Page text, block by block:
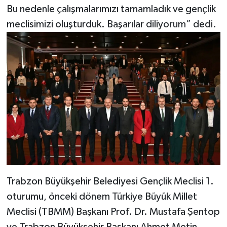
Bu nedenle çalışmalarımızı tamamladık ve gençlik
meclisimizi oluşturduk. Başarılar diliyorum” dedi.
Trabzon Büyükşehir Belediyesi Gençlik Meclisi 1.
oturumu, önceki dönem Türkiye Büyük Millet
Meclisi (TBMM) Başkanı Prof. Dr. Mustafa Şentop